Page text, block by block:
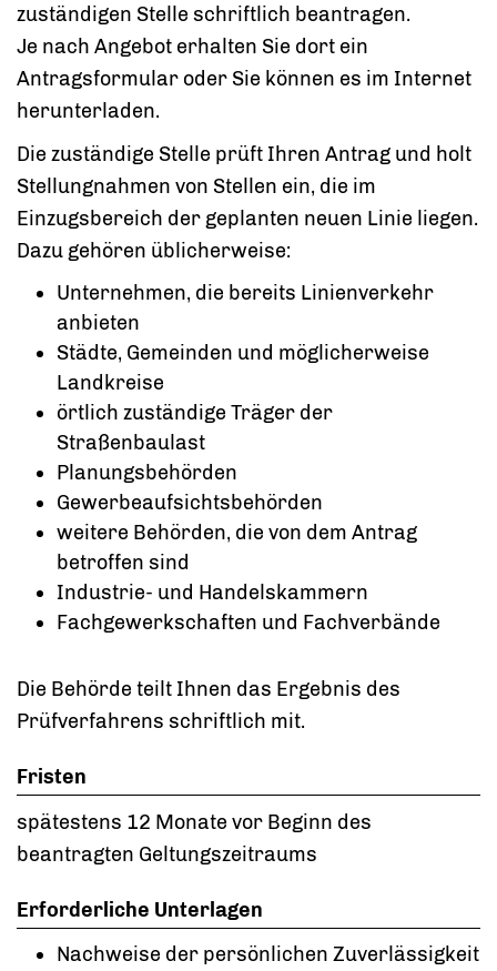
zuständigen Stelle schriftlich beantragen.
Je nach Angebot erhalten Sie dort ein
Antragsformular oder Sie können es im Internet
herunterladen.
Die zuständige Stelle prüft Ihren Antrag und holt
Stellungnahmen von Stellen ein, die im
Einzugsbereich der geplanten neuen Linie liegen.
Dazu gehören üblicherweise:
Unternehmen, die bereits Linienverkehr
anbieten
Städte, Gemeinden und möglicherweise
Landkreise
örtlich zuständige Träger der
Straßenbaulast
Planungsbehörden
Gewerbeaufsichtsbehörden
weitere Behörden, die von dem Antrag
betroffen sind
Industrie- und Handelskammern
Fachgewerkschaften und Fachverbände
Die Behörde teilt Ihnen das Ergebnis des
Prüfverfahrens schriftlich mit.
Fristen
spätestens 12 Monate vor Beginn des
beantragten Geltungszeitraums
Erforderliche Unterlagen
Nachweise der persönlichen Zuverlässigkeit